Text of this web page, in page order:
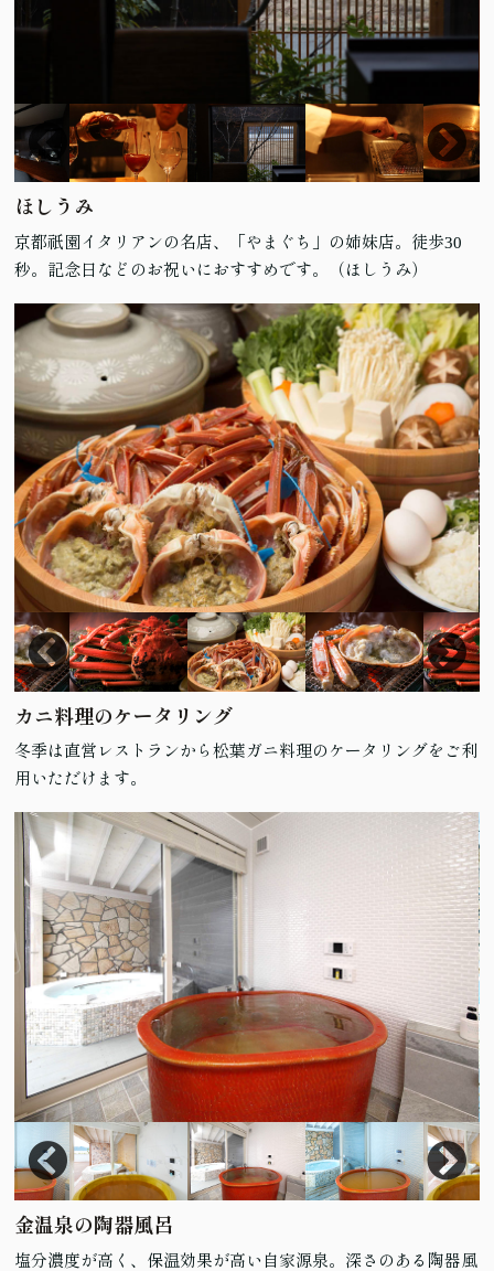
ほしうみ
京都祇園イタリアンの名店、「やまぐち」の姉妹店。徒歩30
秒。記念日などのお祝いにおすすめです。
（ほしうみ）
カニ料理のケータリング
冬季は直営レストランから松葉ガニ料理のケータリングをご利
用いただけます。
金温泉の陶器風呂
塩分濃度が高く、保温効果が高い自家源泉。深さのある陶器風